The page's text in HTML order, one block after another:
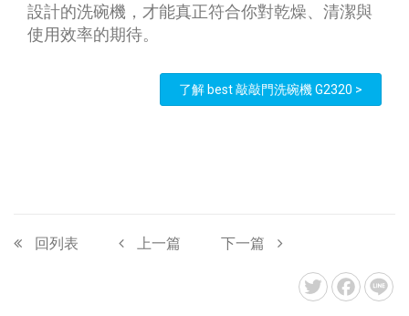
設計的洗碗機，才能真正符合你對乾燥、清潔與
使用效率的期待。
了解 best 敲敲門洗碗機 G2320 >
回列表 上一篇 下一篇